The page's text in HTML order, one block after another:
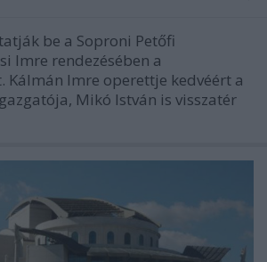
be a Soproni Petőfi
Imre rendezésében a
Kálmán Imre operettje kedvéért a
Mikó István is visszatér